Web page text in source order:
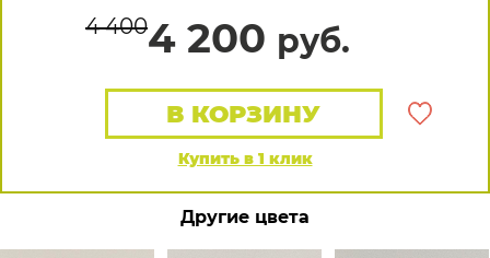
4 4004 200 руб.
Купить в 1 клик
В КОРЗИНУ
Другие цвета